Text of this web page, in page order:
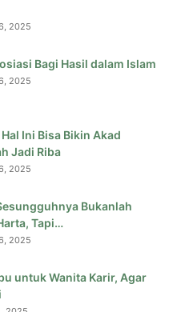
2025
Bagi Hasil dalam Islam
2025
Ini Bisa Bikin Akad
Jadi Riba
2025
Bukanlah
Tapi…
2025
untuk Wanita Karir, Agar